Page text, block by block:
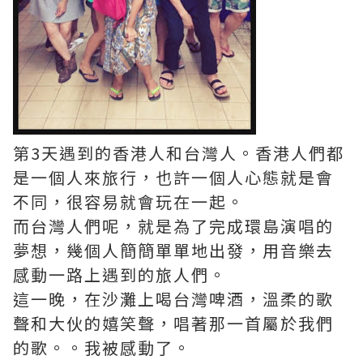
第3天遇到的香港人和台灣人。香港人們都
是一個人來旅行，也許一個人心態就是會
不同，很容易就會玩在一起。
而台灣人們呢，就是為了完成環島演唱的
夢想，幾個人簡簡單單地出發，用音樂去
感動一路上遇到的旅人們。
這一晚，在沙灘上喝台灣啤酒，溫柔的歌
聲和大伙的嬉笑聲，唱著那一首屬於我們
的歌。。我被感動了。